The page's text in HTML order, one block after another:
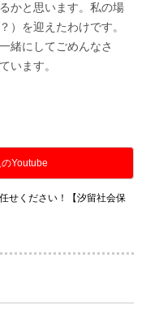
かと思います。私の場
）を迎えたわけです。
緒にしてごめんなさ
います。
Youtube
せください！【汐留社会保